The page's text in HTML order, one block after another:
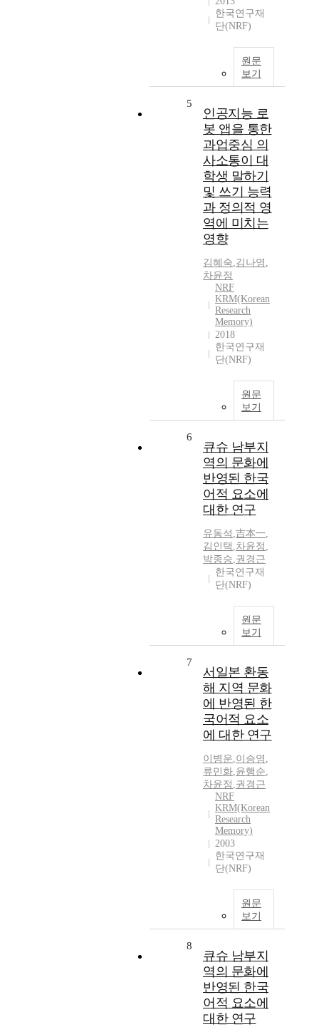
한국연구재
단(NRF)
원문
보기
5
인공지능 로
봇 앱을 통한
과업중심 의
사소통이 대
학생 말하기
및 쓰기 능력
과 정의적 영
역에 미치는
영향
김혜숙,김나영 ,
차윤정
NRF
KRM(Korean
Research
Memory)
2018
한국연구재
단(NRF)
원문
보기
6
큐슈 남부지
역의 문화에
반영된 한국
어적 요소에
대한 연구
유동석 ,吉本一,
김인택 ,차윤정 ,
박종승,권경근
한국연구재
단(NRF)
원문
보기
7
서일본 환동
해 지역 문화
에 반영된 한
국어적 요소
에 대한 연구
이병운,이승영 ,
류민화,윤행순,
차윤정 ,권경근
NRF
KRM(Korean
Research
Memory)
2003
한국연구재
단(NRF)
원문
보기
8
큐슈 남부지
역의 문화에
반영된 한국
어적 요소에
대한 연구